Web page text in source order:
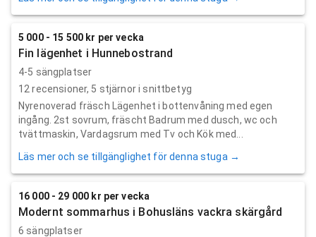
5 000 - 15 500 kr per vecka
Fin lägenhet i Hunnebostrand
4-5 sängplatser
12 recensioner, 5 stjärnor i snittbetyg
Nyrenoverad fräsch Lägenhet i bottenvåning med egen
ingång. 2st sovrum, fräscht Badrum med dusch, wc och
tvättmaskin, Vardagsrum med Tv och Kök med...
Läs mer och se tillgänglighet för denna stuga →
16 000 - 29 000 kr per vecka
Modernt sommarhus i Bohusläns vackra skärgård
6 sängplatser